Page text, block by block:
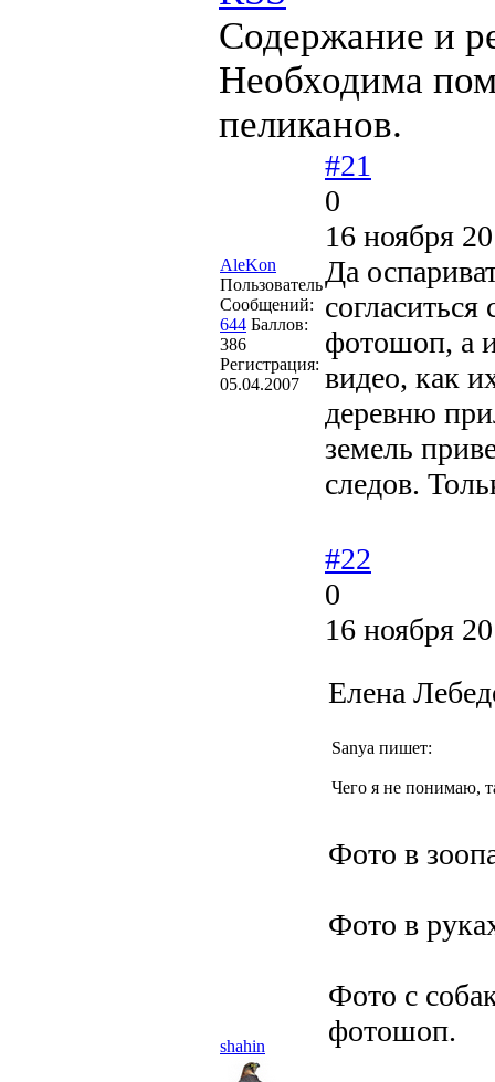
Содержание и
Необходима
пеликанов.
AleKon
Пользователь
Сообщений:
644 Баллов:
386
Регистрация:
05.04.2007
#21
0
16 ноября
Да
фотошоп, а
видео, как
деревню
земель
следов.
shahin
#22
0
16 ноября
Елена
Sanya пишет:
Чего я не понимаю,
Фото в
Фото в
Фото с
фотошоп.